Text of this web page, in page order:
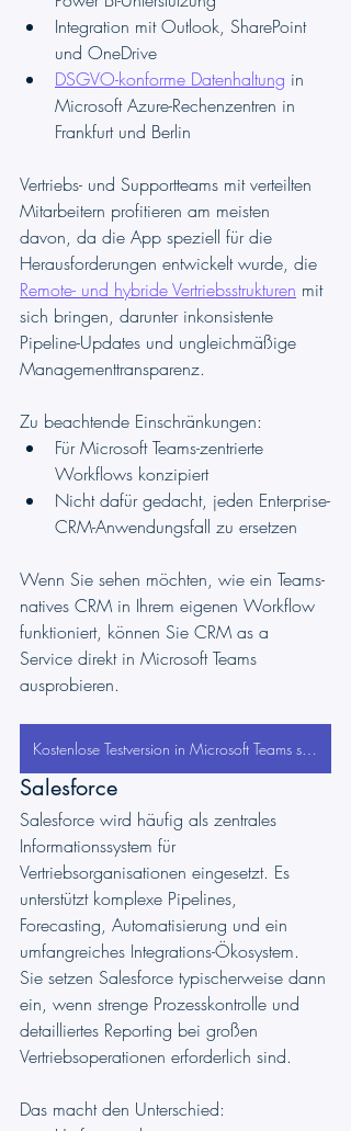
Integration mit Outlook, SharePoint
und OneDrive
DSGVO-konforme Datenhaltung in
Microsoft Azure-Rechenzentren in
Frankfurt und Berlin
Vertriebs- und Supportteams mit verteilten
Mitarbeitern profitieren am meisten
davon, da die App speziell für die
Herausforderungen entwickelt wurde, die
Remote- und hybride Vertriebsstrukturen mit
sich bringen, darunter inkonsistente
Pipeline-Updates und ungleichmäßige
Managementtransparenz.
Zu beachtende Einschränkungen:
Für Microsoft Teams-zentrierte
Workflows konzipiert
Nicht dafür gedacht, jeden Enterprise-
CRM-Anwendungsfall zu ersetzen
Wenn Sie sehen möchten, wie ein Teams-
natives CRM in Ihrem eigenen Workflow
funktioniert, können Sie CRM as a
Service direkt in Microsoft Teams
ausprobieren.
Kostenlose Testversion in Microsoft Teams starten
Salesforce
Salesforce wird häufig als zentrales
Informationssystem für
Vertriebsorganisationen eingesetzt. Es
unterstützt komplexe Pipelines,
Forecasting, Automatisierung und ein
umfangreiches Integrations-Ökosystem.
Sie setzen Salesforce typischerweise dann
ein, wenn strenge Prozesskontrolle und
detailliertes Reporting bei großen
Vertriebsoperationen erforderlich sind.
Das macht den Unterschied: